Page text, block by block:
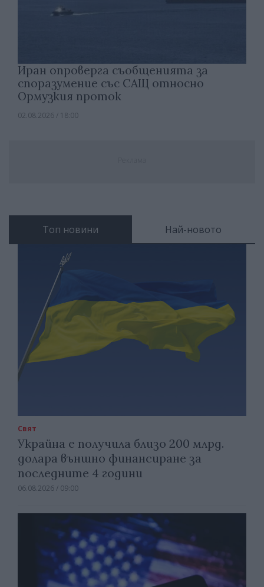
Иран опроверга съобщенията за
споразумение със САЩ относно
Ормузкия проток
02.08.2026 / 18:00
Топ новини Най-новото
Свят
Украйна е получила близо 200 млрд.
долара външно финансиране за
последните 4 години
06.08.2026 / 09:00